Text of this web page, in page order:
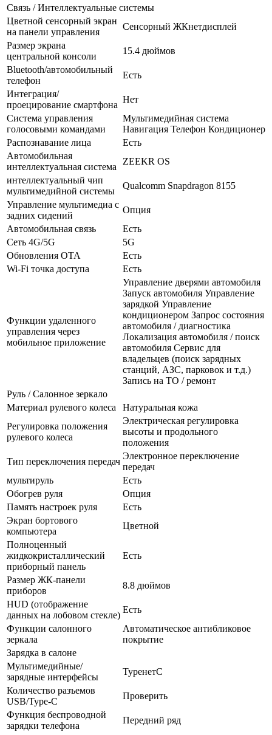
Связь / Интеллектуальные системы
Цветной сенсорный экран
на панели управления
Сенсорный ЖКнетдисплей
Размер экрана
центральной консоли
15.4 дюймов
Bluetooth/автомобильный
телефон
Есть
Интеграция/
проецирование смартфона
Нет
Система управления
голосовыми командами
Мультимедийная система
Навигация Телефон Кондиционер
Распознавание лица
Есть
Автомобильная
интеллектуальная система
ZEEKR OS
интеллектуальный чип
мультимедийной системы
Qualcomm Snapdragon 8155
Управление мультимедиа с
задних сидений
Опция
Автомобильная связь
Есть
Сеть 4G/5G
5G
Обновления OTA
Есть
Wi-Fi точка доступа
Есть
Функции удаленного
управления через
мобильное приложение
Управление дверями автомобиля
Запуск автомобиля Управление
зарядкой Управление
кондиционером Запрос состояния
автомобиля / диагностика
Локализация автомобиля / поиск
автомобиля Сервис для
владельцев (поиск зарядных
станций, АЗС, парковок и т.д.)
Запись на ТО / ремонт
Руль / Салонное зеркало
Материал рулевого колеса
Натуральная кожа
Регулировка положения
рулевого колеса
Электрическая регулировка
высоты и продольного
положения
Тип переключения передач
Электронное переключение
передач
мультируль
Есть
Обогрев руля
Опция
Память настроек руля
Есть
Экран бортового
компьютера
Цветной
Полноценный
жидкокристаллический
приборный панель
Есть
Размер ЖК-панели
приборов
8.8 дюймов
HUD (отображение
данных на лобовом стекле)
Есть
Функции салонного
зеркала
Автоматическое антибликовое
покрытие
Зарядка в салоне
Мультимедийные/
зарядные интерфейсы
TypeнетC
Количество разъемов
USB/Type-C
Проверить
Функция беспроводной
зарядки телефона
Передний ряд